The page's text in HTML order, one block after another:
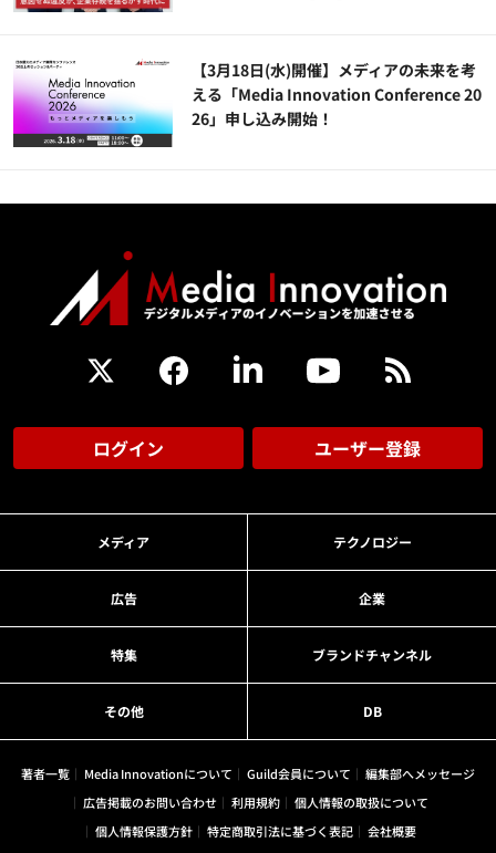
【3月18日(水)開催】メディアの未来を考
える「Media Innovation Conference 20
26」申し込み開始！
ログイン ユーザー登録
メディア テクノロジー
広告 企業
特集 ブランドチャンネル
その他 DB
著者一覧 Media Innovationについて Guild会員について
編集部へメッセージ
広告掲載のお問い合わせ
利用規約
個人情報の取扱について
個人情報保護方針
特定商取引法に基づく表記
会社概要